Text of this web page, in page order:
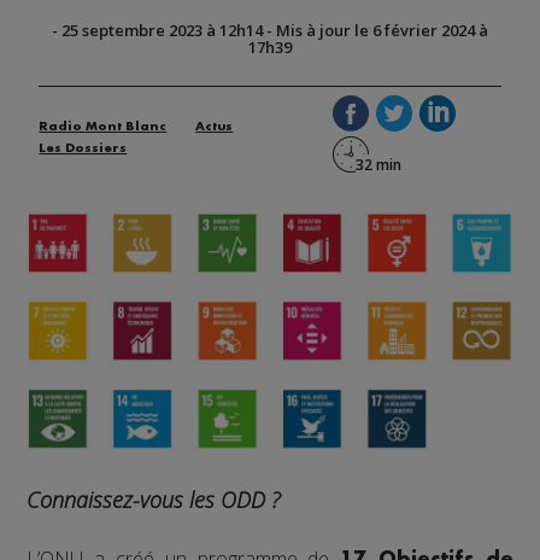
- 25 septembre 2023 à 12h14- Mis à jour le 6 février 2024 à
17h39
Radio Mont Blanc
Actus
Les Dossiers
Connaissez-vous les ODD ?